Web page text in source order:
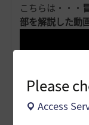
Please
Access
こちらは・・・
部を解説した動